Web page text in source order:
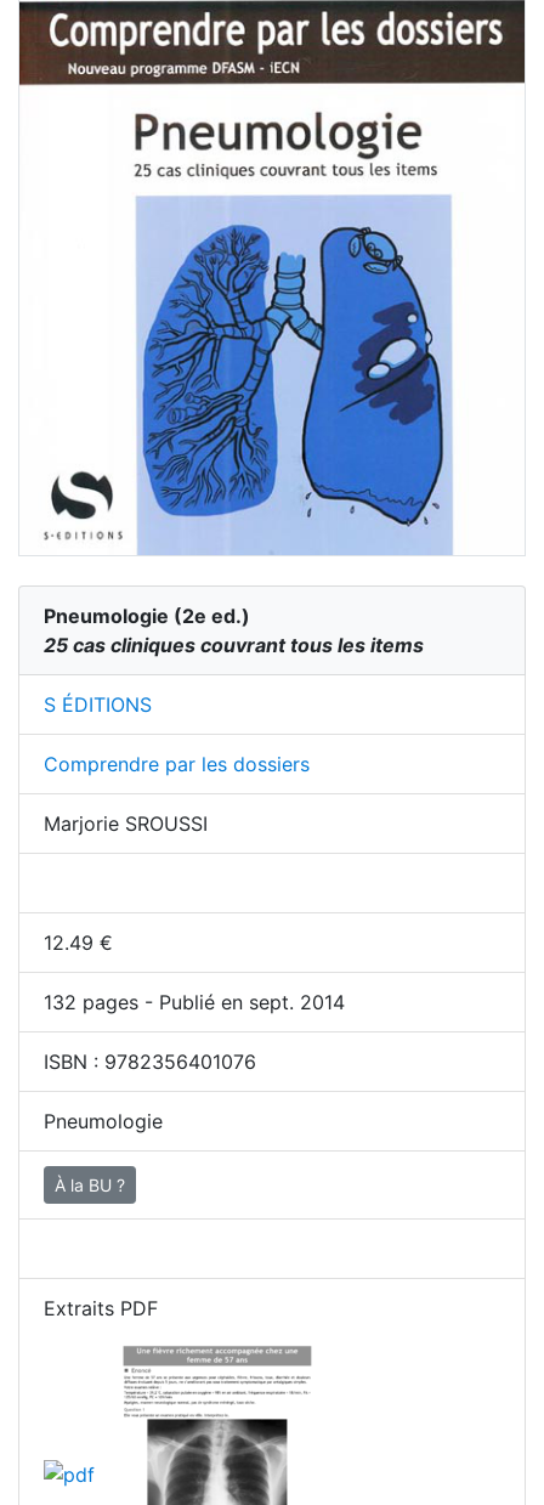
Pneumologie (2e ed.)
25 cas cliniques couvrant tous les items
S ÉDITIONS
Comprendre par les dossiers
Marjorie SROUSSI
12.49 €
132 pages - Publié en sept. 2014
ISBN : 9782356401076
Pneumologie
À la BU ?
Extraits PDF